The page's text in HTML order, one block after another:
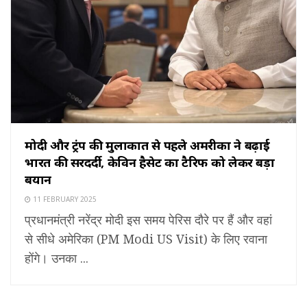
मोदी और ट्रंप की मुलाकात से पहले अमरीका ने बढ़ाई
भारत की सरदर्दी, केविन हैसेट का टैरिफ को लेकर बड़ा
बयान
11 FEBRUARY 2025
प्रधानमंत्री नरेंद्र मोदी इस समय पेरिस दौरे पर हैं और वहां
से सीधे अमेरिका (PM Modi US Visit) के लिए रवाना
होंगे। उनका ...